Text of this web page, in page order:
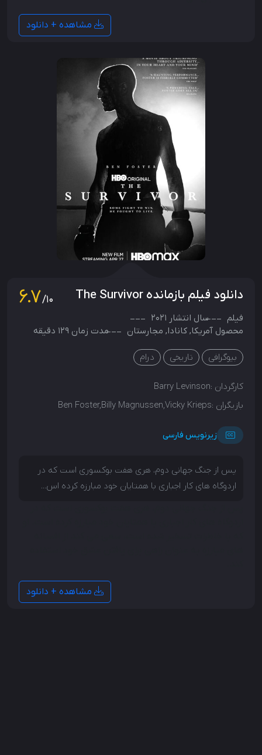
مشاهده + دانلود
دانلود فیلم بازمانده The Survivor 6.7/10
فیلم سال انتشار 2021
محصول آمریکا, کانادا, مجارستان مدت زمان 129 دقیقه
بیوگرافی تاریخی درام
کارگردان :Barry Levinson
بازیگران :Ben Foster,Billy Magnussen,Vicky Krieps
زیرنویس فارسی
پس از جنگ جهانی دوم، هری هفت بوکسوری است که در
اردوگاه های کار اجباری با همتایان خود مبارزه کرده اس...
مشاهده + دانلود